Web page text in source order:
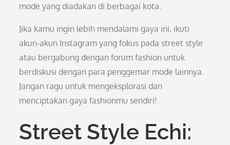
mode yang diadakan di berbagai kota.
Jika kamu ingin lebih mendalami gaya ini, ikuti
akun-akun Instagram yang fokus pada street style
atau bergabung dengan forum fashion untuk
berdiskusi dengan para penggemar mode lainnya.
Jangan ragu untuk mengeksplorasi dan
menciptakan gaya fashionmu sendiri!
Street Style Echi: